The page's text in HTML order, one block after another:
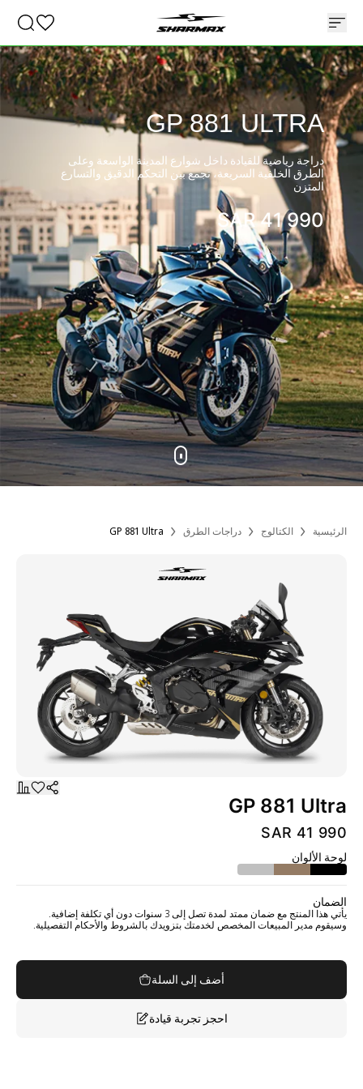
GP 881 ULTRA
دراجة رياضية للقيادة داخل شوارع المدينة الواسعة وعلى
الطرق الخلفية السريعة، تجمع بين التحكم الدقيق والتسارع
المتزن
SAR41 990
الرئيسية الكتالوج دراجات الطرق GP 881 Ultra
GP 881 Ultra
SAR 41 990
لوحة الألوان
الضمان
يأتي هذا المنتج مع ضمان ممتد لمدة تصل إلى 3 سنوات دون أي تكلفة إضافية.
وسيقوم مدير المبيعات المخصص لخدمتك بتزويدك بالشروط والأحكام التفصيلية.
أضف إلى السلة
احجز تجربة قيادة